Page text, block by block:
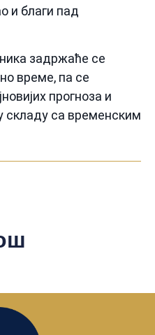
и благи пад
задржаће се
време, па се
прогноза и
складу са временским